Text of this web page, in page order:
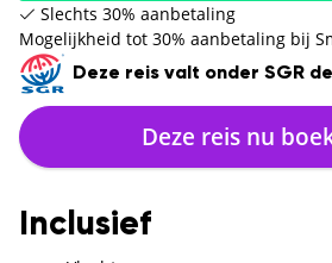
Slechts 30% aanbetaling
Mogelijkheid tot 30% aanbetaling bij
Deze reis valt onder SGR
Deze reis nu
Inclusief